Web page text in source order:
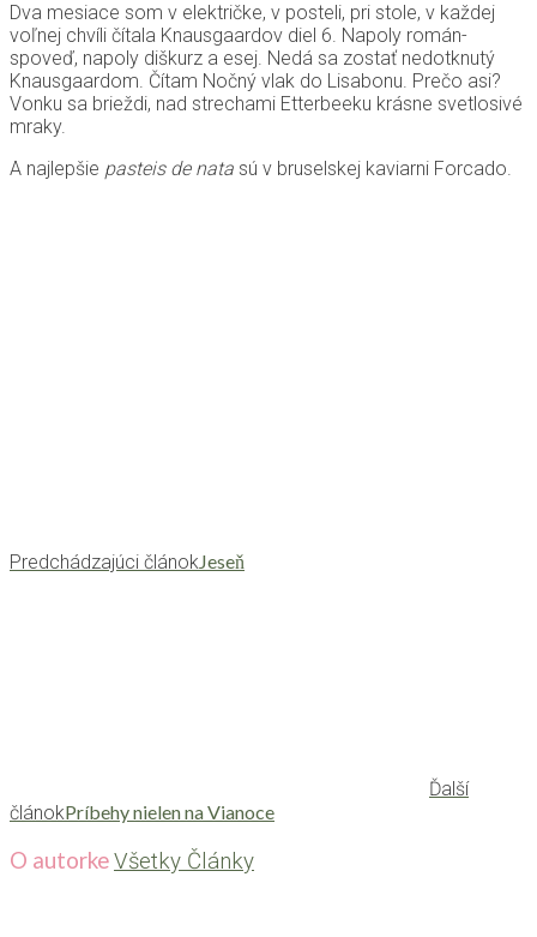
Dva mesiace som v električke, v posteli, pri stole, v každej
voľnej chvíli čítala Knausgaardov diel 6. Napoly román-
spoveď, napoly diškurz a esej. Nedá sa zostať nedotknutý
Knausgaardom. Čítam Nočný vlak do Lisabonu. Prečo asi?
Vonku sa brieždi, nad strechami Etterbeeku krásne svetlosivé
mraky.
A najlepšie pasteis de nata sú v bruselskej kaviarni Forcado.
Predchádzajúci článokJeseň
Ďalší
článokPríbehy nielen na Vianoce
O autorkeVšetky Články